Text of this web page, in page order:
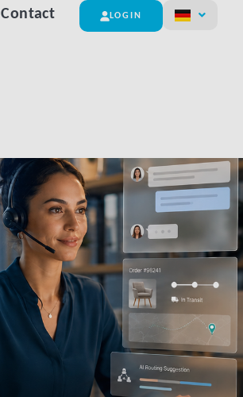
Contact LOGIN